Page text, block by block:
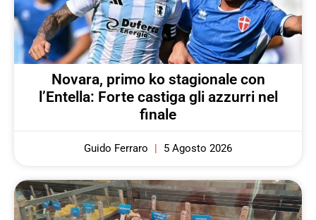
Novara, primo ko stagionale con
l’Entella: Forte castiga gli azzurri nel
finale
Guido Ferraro 5 Agosto 2026